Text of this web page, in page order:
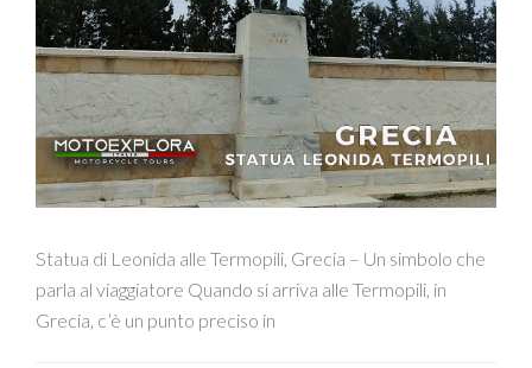
Statua di Leonida alle Termopili, Grecia – Un simbolo che
parla al viaggiatore Quando si arriva alle Termopili, in
Grecia, c’è un punto preciso in